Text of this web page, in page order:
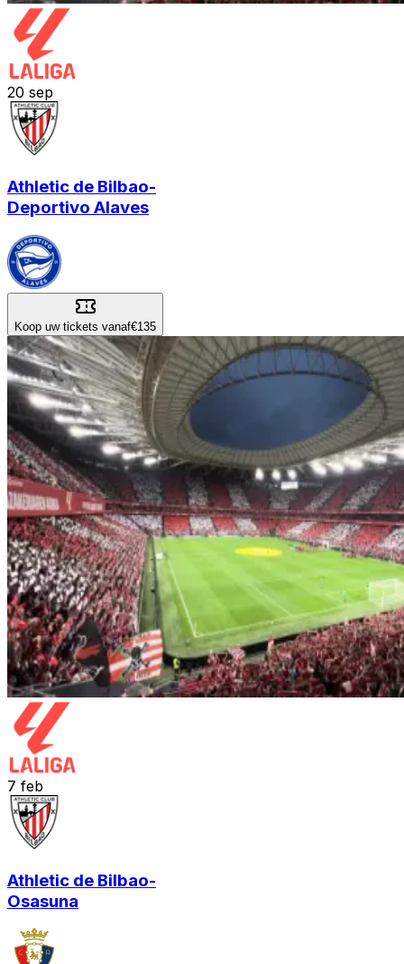
20 sep
Athletic de Bilbao-
Deportivo Alaves
Koop uw tickets vanaf€135
7 feb
Athletic de Bilbao-
Osasuna